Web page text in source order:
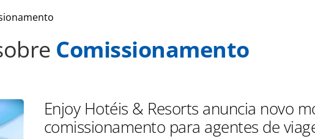
Comissionamento
Enjoy Hotéis & Resorts anuncia novo
comissionamento para agentes de